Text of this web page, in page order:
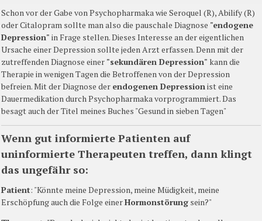
Schon vor der Gabe von Psychopharmaka wie Seroquel (R), Abilify (R)
oder Citalopram sollte man also die pauschale Diagnose "endogene
Depression" in Frage stellen. Dieses Interesse an der eigentlichen
Ursache einer Depression sollte jeden Arzt erfassen. Denn mit der
zutreffenden Diagnose einer "sekundären Depression" kann die
Therapie in wenigen Tagen die Betroffenen von der Depression
befreien. Mit der Diagnose der endogenen Depressionist eine
Dauermedikation durch Psychopharmaka vorprogrammiert. Das
besagt auch der Titel meines Buches "Gesund in sieben Tagen"
Wenn gut informierte Patienten auf
uninformierte Therapeuten treffen, dann klingt
das ungefähr so:
Patient: "Könnte meine Depression, meine Müdigkeit, meine
Erschöpfung auch die Folge einerHormonstörung sein?"